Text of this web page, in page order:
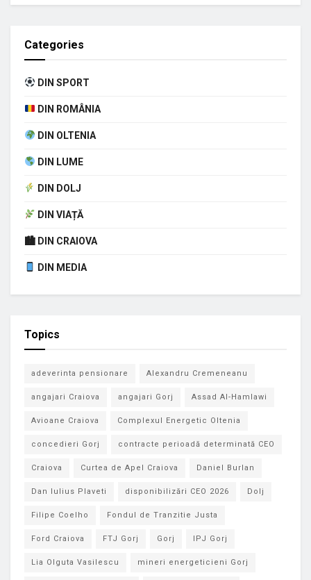
Categories
DIN SPORT
DIN ROMÂNIA
DIN OLTENIA
DIN LUME
DIN DOLJ
DIN VIAȚĂ
🏙 DIN CRAIOVA
DIN MEDIA
Topics
adeverinta pensionare Alexandru Cremeneanu
angajari Craiova angajari Gorj Assad Al-Hamlawi
Avioane Craiova Complexul Energetic Oltenia
concedieri Gorj contracte perioadă determinată CEO
Craiova Curtea de Apel Craiova Daniel Burlan
Dan Iulius Plaveti disponibilizări CEO 2026 Dolj
Filipe Coelho Fondul de Tranzitie Justa
Ford Craiova FTJ Gorj Gorj IPJ Gorj
Lia Olguta Vasilescu mineri energeticieni Gorj